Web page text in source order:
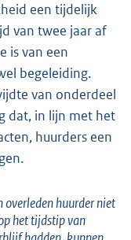
een tijdelijk
van twee jaar af
is van een
begeleiding.
van onderdeel
dat, in lijn met het
huurders een
overleden huurder niet
het tijdstip van